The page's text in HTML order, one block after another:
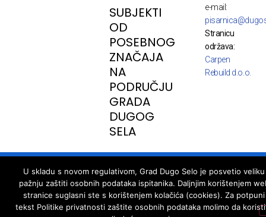
SUBJEKTI
OD
POSEBNOG
ZNAČAJA
NA
PODRUČJU
GRADA
DUGOG
SELA
e-mail:
Stranicu
održava:
Carpen
Rebuild d.o.o.
© Copyright - Dugo Selo, developed by webpark.pro
U skladu s novom regulativom, Grad Dugo Selo je posvetio veliku
pažnju zaštiti osobnih podataka ispitanika. Daljnjim korištenjem
stranice suglasni ste s korištenjem kolačića (cookies). Za potpuni
tekst Politike privatnosti zaštite osobnih podataka molimo da